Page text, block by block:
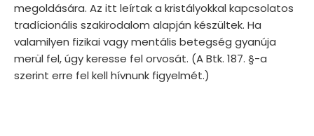
megoldására. Az itt leírtak a kristályokkal kapcsolatos
tradícionális szakirodalom alapján készültek. Ha
valamilyen fizikai vagy mentális betegség gyanúja
merül fel, úgy keresse fel orvosát. (A Btk. 187. §-a
szerint erre fel kell hívnunk figyelmét.)